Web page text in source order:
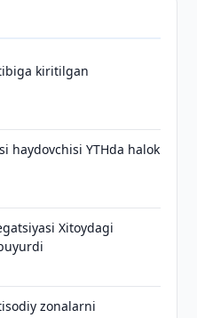
kiritilgan
haydovchisi YTHda halok
Xitoydagi
zonalarni